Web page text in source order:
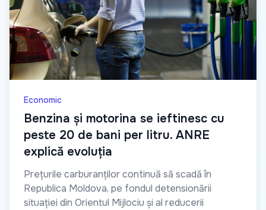
Economic
Benzina și motorina se ieftinesc cu
peste 20 de bani per litru. ANRE
explică evoluția
Prețurile carburanților continuă să scadă în
Republica Moldova, pe fondul detensionării
situației din Orientul Mijlociu și al reducerii